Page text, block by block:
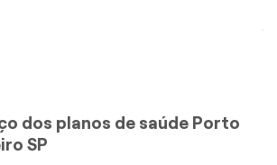
dos planos de saúde Porto
SP